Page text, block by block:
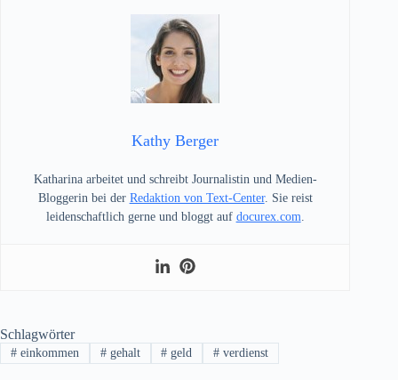
Kathy Berger
Katharina arbeitet und schreibt Journalistin und Medien-
Bloggerin bei der Redaktion von Text-Center. Sie reist
leidenschaftlich gerne und bloggt auf docurex.com
Schlagwörter
#einkommen #gehalt # geld # verdienst